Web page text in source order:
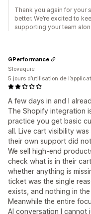
Thank you again for your
better. We’re excited to
supporting your team
A few days in and I
The Shopify integration
practice you get basic
all. Live cart visibility
their own support did
We sell high-end
check what is in their
whether anything is
ticket was the single
exists, and nothing in
Meanwhile the entire
AI conversation I cannot
GPerformance
Slovaquie
5 jours d’utilisation de